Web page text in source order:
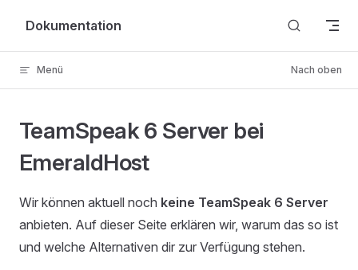
Zum Inhalt springen
Dokumentation
Menü Nach oben
TeamSpeak 6 Server bei
EmeraldHost
Wir können aktuell noch keine TeamSpeak 6 Server
anbieten. Auf dieser Seite erklären wir, warum das so ist
und welche Alternativen dir zur Verfügung stehen.